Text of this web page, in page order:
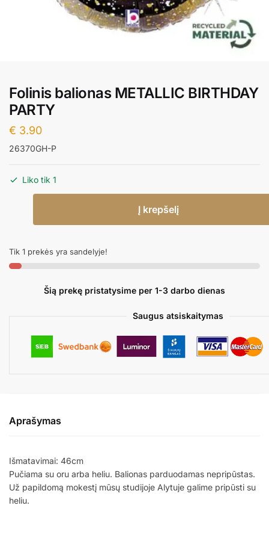
Folinis balionas METALLIC BIRTHDAY
PARTY
€ 3.90
26370GH-P
Liko tik 1
Folinis
METALLIC
BIRTHDAY
Į krepšelį
Tik 1 prekės yra sandelyje!
Šią prekę pristatysime per 1-3 darbo dienas
Saugus atsiskaitymas
Aprašymas
Išmatavimai: 46cm
Pučiama su oru arba heliu. Balionas parduodamas nepripūstas.
Už papildomą mokestį mūsų studijoje Alytuje galime pripūsti su
heliu.